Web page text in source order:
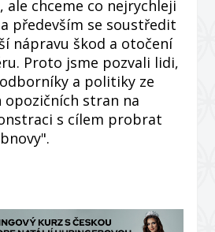
ale chceme co nejrychleji
především se soustředit
nápravu škod a otočení
Proto jsme pozvali lidi,
a politiky ze
opozičních stran na
s cílem probrat